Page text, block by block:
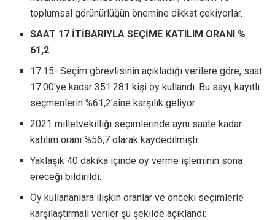
toplumsal görünürlüğün önemine dikkat çekiyorlar.
SAAT 17 İTİBARIYLA SEÇİME KATILIM ORANI %
61,2
17.15- Seçim görevlisinin açıkladığı verilere göre, saat
17.00’ye kadar 351.281 kişi oy kullandı. Bu sayı, kayıtlı
seçmenlerin %61,2’sine karşılık geliyor.
2021 milletvekilliği seçimlerinde aynı saate kadar
katılım oranı %56,7 olarak kaydedilmişti.
Yaklaşık 40 dakika içinde oy verme işleminin sona
ereceği bildirildi.
Oy kullananlara ilişkin oranlar ve önceki seçimlerle
karşılaştırmalı veriler şu şekilde açıklandı: